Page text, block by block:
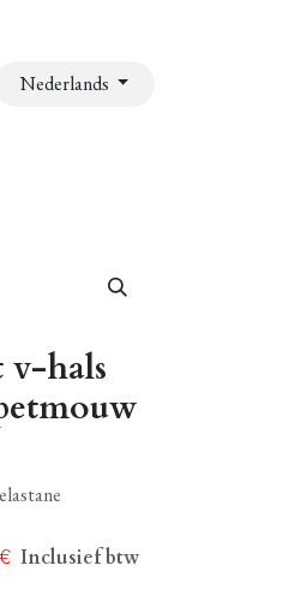
Nederlands
v-hals
€ Inclusief btw